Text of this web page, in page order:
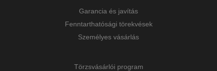
Garancia és javítás
Fenntarthatósági törekvések
Személyes vásárlás
Törzsvásárlói program